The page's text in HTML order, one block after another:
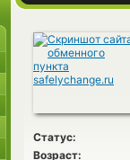
Статус:
Возраст: